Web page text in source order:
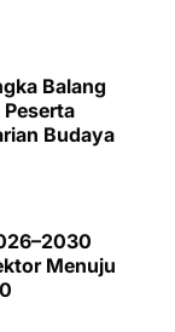
Balang
Budaya
Menuju